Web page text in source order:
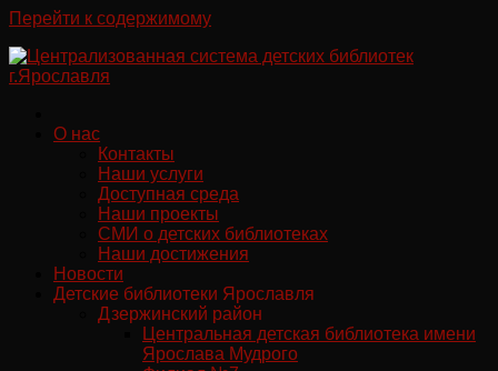
Перейти к содержимому
О нас
Контакты
Наши услуги
Доступная среда
Наши проекты
СМИ о детских библиотеках
Наши достижения
Новости
Детские библиотеки Ярославля
Дзержинский район
Центральная детская библиотека имени
Ярослава Мудрого